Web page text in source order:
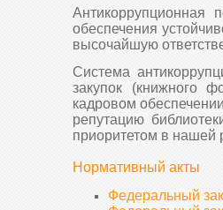
Антикоррупционная
обеспечения
высочайшую
Система
закупок (книжного
кадровом
репутацию
приоритетом в нашей
Нормативный акты
Федеральный